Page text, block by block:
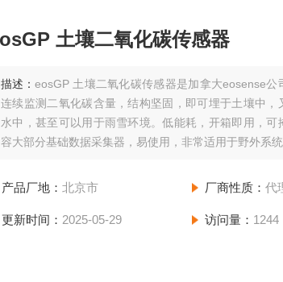
土壤二氧化碳传感器
描述：eosGP 土壤二氧化碳传感器是加拿大eosense公
连续监测二氧化碳含量，结构坚固，即可埋于土壤中，
水中，甚至可以用于雨雪环境。低能耗，开箱即用，可
容大部分基础数据采集器，易使用，非常适用于野外系统
产品厂地：北京市 厂商性质： 代
更新时间： 2025-05-29 访问量： 1244